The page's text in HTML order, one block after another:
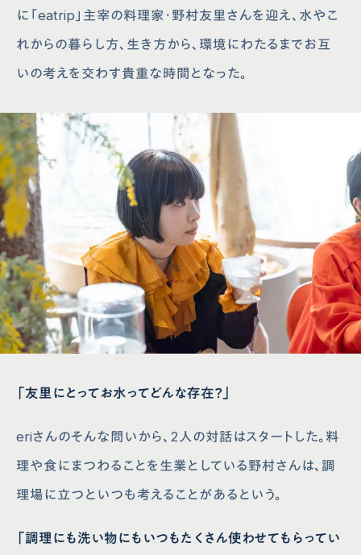
に「eatrip」主宰の料理家・野村友里さんを迎え、水やこ
れからの暮らし方、生き方から、環境にわたるまでお互
いの考えを交わす貴重な時間となった。
「友里にとってお水ってどんな存在？」
eriさんのそんな問いから、2人の対話はスタートした。料
理や食にまつわることを生業としている野村さんは、調
理場に立つといつも考えることがあるという。
「調理にも洗い物にもいつもたくさん使わせてもらってい